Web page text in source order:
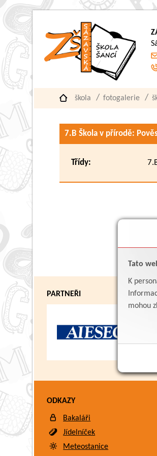
Tato
K
mohou
škola fotogalerie
7.B Škola v přírodě:
Třídy:
PARTNEŘI
ODKAZY
Bakaláři
Jídelníček
Meteostanice